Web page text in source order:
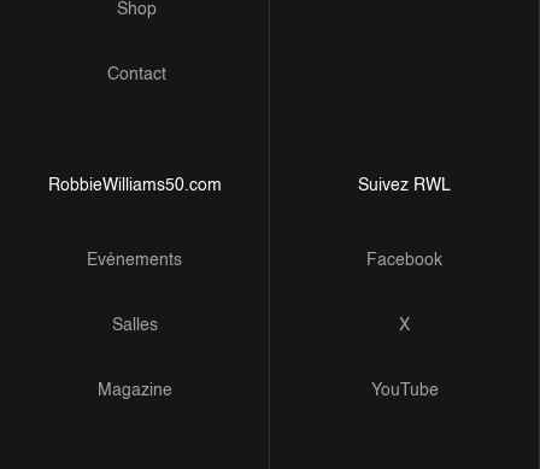
Shop
Contact
RobbieWilliams50.com
Evénements
Salles
Magazine
Suivez RWL
Facebook
X
YouTube